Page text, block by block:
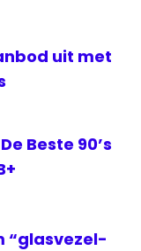
uit met
Beste 90’s
“glasvezel-